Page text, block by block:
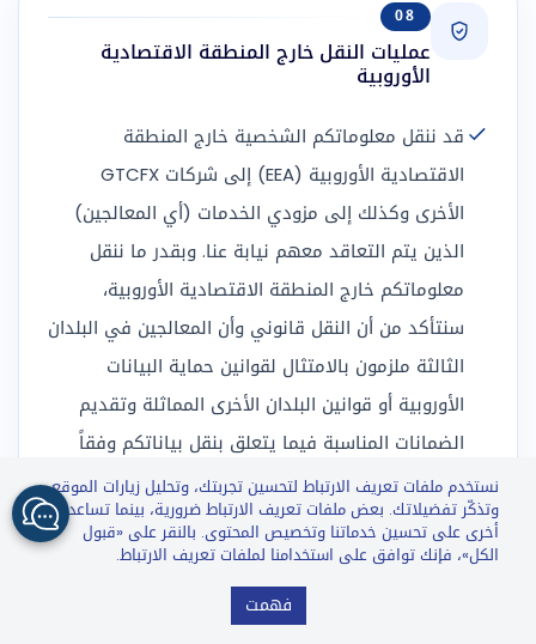
08
عمليات النقل خارج المنطقة الاقتصادية
الأوروبية
قد ننقل معلوماتكم الشخصية خارج المنطقة
الاقتصادية الأوروبية (EEA) إلى شركات GTCFX
الأخرى وكذلك إلى مزودي الخدمات (أي المعالجين)
الذين يتم التعاقد معهم نيابة عنا. وبقدر ما ننقل
معلوماتكم خارج المنطقة الاقتصادية الأوروبية،
سنتأكد من أن النقل قانوني وأن المعالجين في البلدان
الثالثة ملزمون بالامتثال لقوانين حماية البيانات
الأوروبية أو قوانين البلدان الأخرى المماثلة وتقديم
الضمانات المناسبة فيما يتعلق بنقل بياناتكم وفقاً
للمادة 46 من GDPR.
وبتقديم بياناتكم الشخصية، توافقون على معالجة
معلوماتكم الشخصية من قبل موظفي GTCFX
العاملين خارج المنطقة الاقتصادية الأوروبية الذين
GTCFX: GTC Go – Trade & Invest
نستخدم ملفات تعريف الارتباط لتحسين تجربتك، وتحليل زيارات الموقع،
وتذكّر تفضيلاتك. بعض ملفات تعريف الارتباط ضرورية، بينما تساعدنا
أخرى على تحسين خدماتنا وتخصيص المحتوى. بالنقر على «قبول
الكل»، فإنك توافق على استخدامنا لملفات تعريف الارتباط.
فهمت